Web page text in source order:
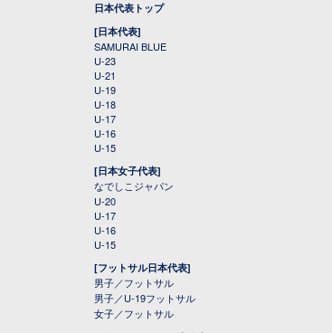
日本代表トップ
[日本代表]
SAMURAI BLUE
U-23
U-21
U-19
U-18
U-17
U-16
U-15
[日本女子代表]
なでしこジャパン
U-20
U-17
U-16
U-15
[フットサル日本代表]
男子／フットサル
男子／U-19フットサル
女子／フットサル